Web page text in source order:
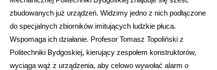
zbudowanych już urządzeń. Widzimy jedno z nich podłączone
do specjalnych zbiorników imitujących ludzkie płuca.
Wspomaga ich działanie. Profesor Tomasz Topoliński z
Politechniki Bydgoskiej, kierujący zespołem konstruktorów,
wyciąga wąż z urządzenia, aby celowo wywołać alarm o